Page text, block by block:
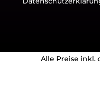
Alle Preise inkl.